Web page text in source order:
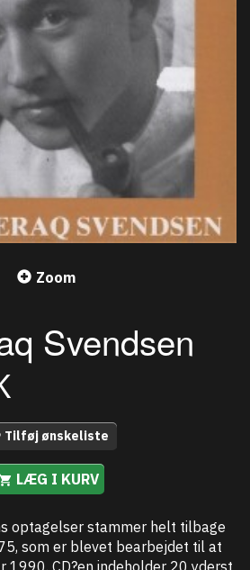
Zoom
Svendsen
Tilføj ønskeliste
LÆG I KURV
optagelser stammer helt tilbage
som er blevet bearbejdet til at
1990. CD?en indeholder 20 yderst